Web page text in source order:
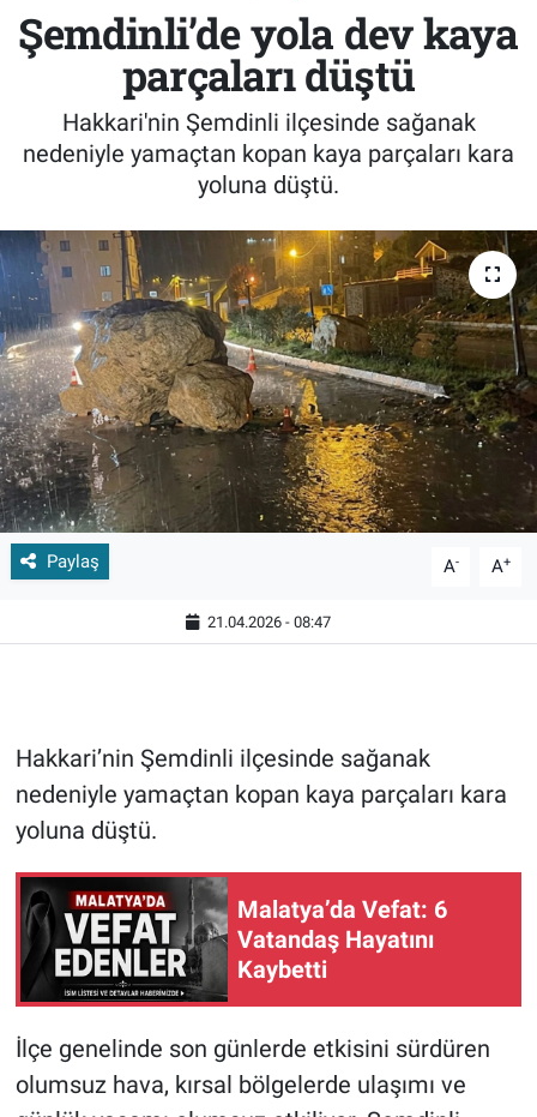
Şemdinli’de yola dev kaya
parçaları düştü
Hakkari'nin Şemdinli ilçesinde sağanak
nedeniyle yamaçtan kopan kaya parçaları kara
yoluna düştü.
Paylaş A- A+
21.04.2026 - 08:47
Hakkari’nin Şemdinli ilçesinde sağanak
nedeniyle yamaçtan kopan kaya parçaları kara
yoluna düştü.
Malatya’da Vefat: 6
Vatandaş Hayatını
Kaybetti
İlçe genelinde son günlerde etkisini sürdüren
olumsuz hava, kırsal bölgelerde ulaşımı ve